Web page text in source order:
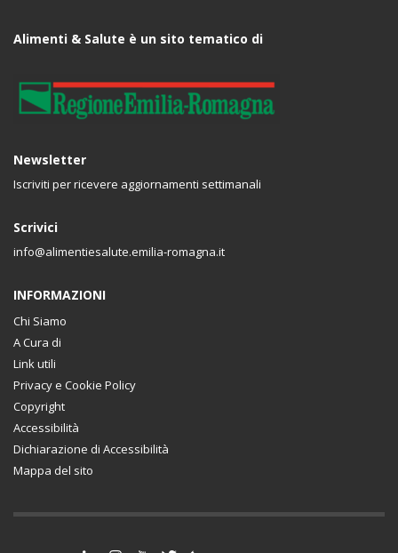
Alimenti & Salute è un sito tematico di
Newsletter
Iscriviti per ricevere aggiornamenti settimanali
Scrivici
info@alimentiesalute.emilia-romagna.it
INFORMAZIONI
Chi Siamo
A Cura di
Link utili
Privacy e Cookie Policy
Copyright
Accessibilità
Dichiarazione di Accessibilità
Mappa del sito